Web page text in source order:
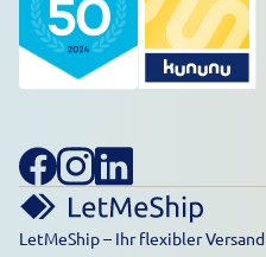
LetMeShip – Ihr flexibler